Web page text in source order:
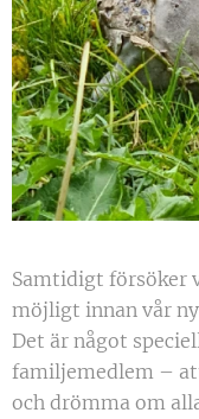
Samtidigt försöker
möjligt innan vår
Det är något
familjemedlem –
och drömma om